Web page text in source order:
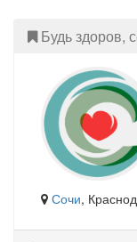
Будь здоров,
Сочи,